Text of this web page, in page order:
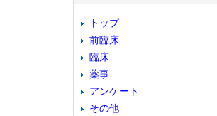
トップ
前臨床
臨床
薬事
アンケート
その他